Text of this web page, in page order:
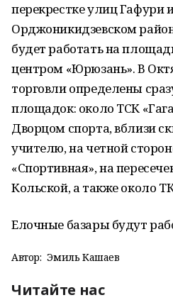
перекрестке улиц Гафури
Орджоникидзевском
будет работать на
центром «Юрюзань». В
торговли определены
площадок: около ТСК
Дворцом спорта, вблизи
учителю, на четной
«Спортивная», на
Кольской, а также около
Елочные базары будут
Автор: Эмиль Кашаев
Читайте нас